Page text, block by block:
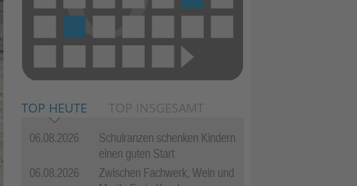
TOP HEUTE TOP INSGESAMT
06.08.2026
Schulranzen schenken Kindern
einen guten Start
06.08.2026
Zwischen Fachwerk, Wein und